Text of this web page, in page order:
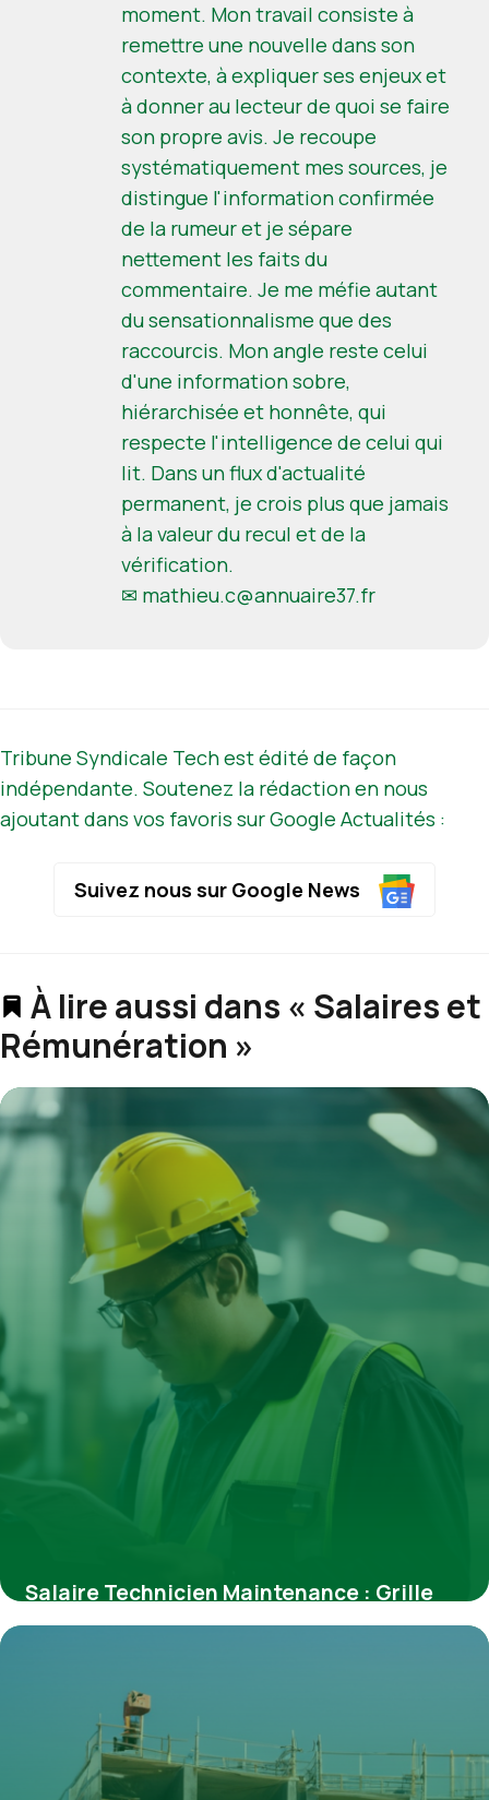
moment. Mon travail consiste à
remettre une nouvelle dans son
contexte, à expliquer ses enjeux et
à donner au lecteur de quoi se faire
son propre avis. Je recoupe
systématiquement mes sources, je
distingue l'information confirmée
de la rumeur et je sépare
nettement les faits du
commentaire. Je me méfie autant
du sensationnalisme que des
raccourcis. Mon angle reste celui
d'une information sobre,
hiérarchisée et honnête, qui
respecte l'intelligence de celui qui
lit. Dans un flux d'actualité
permanent, je crois plus que jamais
à la valeur du recul et de la
vérification.
✉ mathieu.c@annuaire37.fr
Tribune Syndicale Tech est édité de façon
indépendante. Soutenez la rédaction en nous
ajoutant dans vos favoris sur Google Actualités :
Suivez nous sur Google News
À lire aussi dans « Salaires et
Rémunération »
Salaire Technicien Maintenance : Grille
2026